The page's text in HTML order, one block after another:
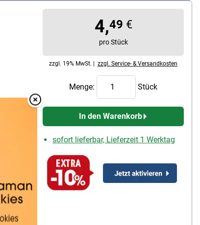
Overlay Schließen
4,49 €
pro Stück
zzgl. 19% MwSt. | zzgl. Service- & Versandkosten
Menge: Stück
In den Warenkorb
sofort lieferbar, Lieferzeit 1 Werktag